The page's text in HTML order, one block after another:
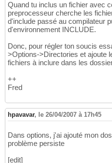
Quand tu inclus un fichier avec
preprocesseur cherche les
d'include passé au compilateur
d'environnement INCLUDE.
Donc, pour régler ton soucis
>Options->Directories et ajoute
fichiers à inclure dans les
++
Fred
hpavavar, le 26/04/2007 à 17h45
Dans options, j'ai ajouté mon
problème persiste
[edit]